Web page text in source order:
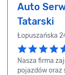
Auto
Tatarski
Łopuszańska
Nasza firma
pojazdów oraz